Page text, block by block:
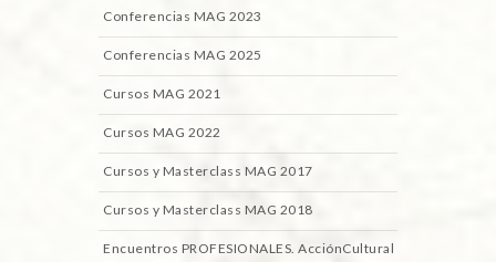
Conferencias MAG 2023
Conferencias MAG 2025
Cursos MAG 2021
Cursos MAG 2022
Cursos y Masterclass MAG 2017
Cursos y Masterclass MAG 2018
Encuentros PROFESIONALES. AcciónCultural